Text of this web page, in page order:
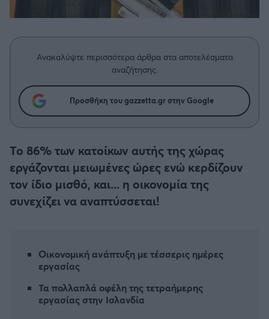
Δημήτρης Τσορμπατζόγλου
Άρης
Βόλος
Ατρόμητος Αθηνών
Κηφισιά
Ανακαλύψτε περισσότερα άρθρα στα αποτελέσματα
αναζήτησης.
Προσθήκη του gazzetta.gr στην Google
Το 86% των κατοίκων αυτής της χώρας
εργάζονται μειωμένες ώρες ενώ κερδίζουν
τον ίδιο μισθό, και... η οικονομία της
συνεχίζει να αναπτύσσεται!
Οικονομική ανάπτυξη με τέσσερις ημέρες
εργασίας
Τα πολλαπλά οφέλη της τετραήμερης
εργασίας στην Ισλανδία